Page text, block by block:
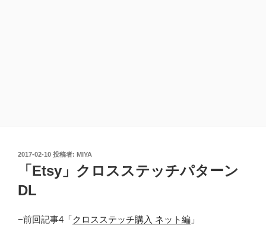
投
2017-02-10 投稿者: MIYA
「Etsy」クロスステッチパターン
DL
−前回記事4「クロスステッチ購入 ネット編 」